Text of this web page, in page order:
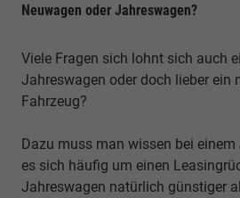
Neuwagen oder Jahreswagen?
Viele Fragen sich lohnt sich auch
Jahreswagen oder doch lieber ein
Fahrzeug?
Dazu muss man wissen bei
es sich häufig um einen
Jahreswagen natürlich günstiger